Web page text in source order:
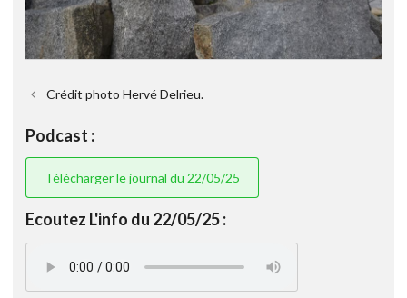
Crédit photo Hervé Delrieu.
Podcast :
Télécharger le journal du 22/05/25
Ecoutez L'info du 22/05/25 :